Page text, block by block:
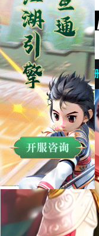
首页 发帖/注